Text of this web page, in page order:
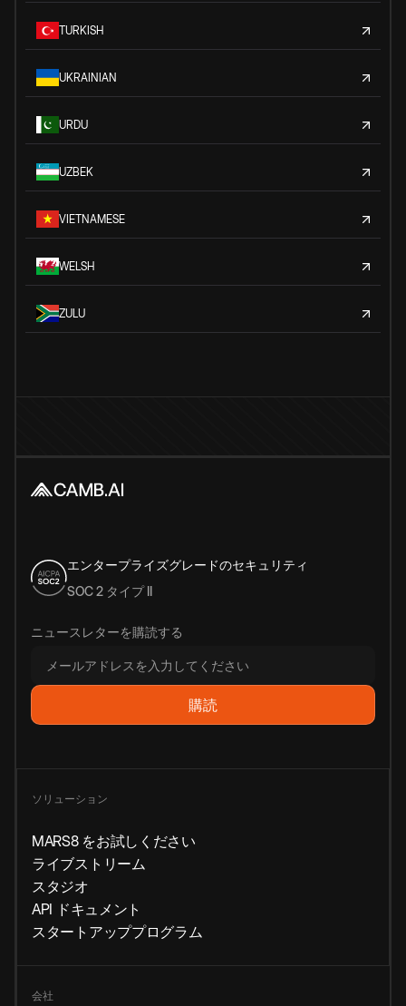
TURKISH
UKRAINIAN
URDU
UZBEK
VIETNAMESE
WELSH
ZULU
エンタープライズグレードのセキュリティ
SOC 2 タイプ II
ニュースレターを購読する
ソリューション
MARS8 をお試しください
ライブストリーム
スタジオ
API ドキュメント
スタートアッププログラム
会社